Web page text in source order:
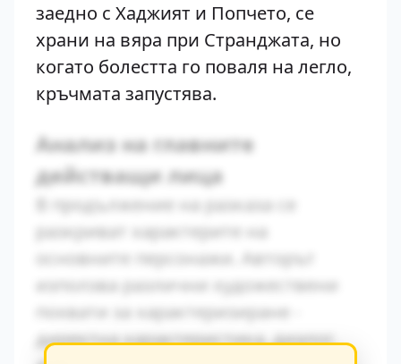
заедно с Хаджият и Попчето, се
храни на вяра при Странджата, но
когато болестта го поваля на легло,
кръчмата запустява.
Анализ на главните
действащи лица
В продължение на разказа се
разкриват характерите на
основните персонажи. Авторът
използва различни художествени
похвати за характеризиране -
директна характеристика, диалог,